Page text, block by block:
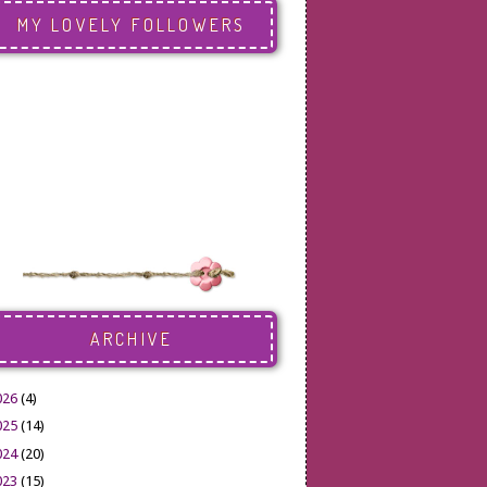
MY LOVELY FOLLOWERS
ARCHIVE
(4)
(14)
(20)
(15)